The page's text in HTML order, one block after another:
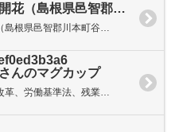
イズモコバイモ開花（島根県邑智郡川本町谷戸地区）
島根県邑智郡川本町谷…
んのマグカップ
、労働基準法、残業…